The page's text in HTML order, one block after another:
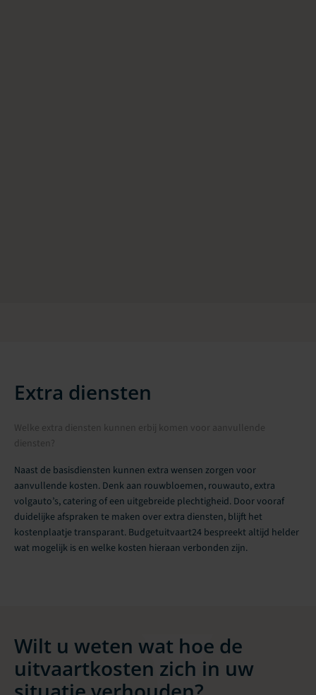
Extra diensten
Welke extra diensten kunnen erbij komen voor aanvullende
diensten?
Naast de basisdiensten kunnen extra wensen zorgen voor
aanvullende kosten. Denk aan rouwbloemen, rouwauto, extra
volgauto’s, catering of een uitgebreide plechtigheid. Door vooraf
duidelijke afspraken te maken over extra diensten, blijft het
kostenplaatje transparant. Budgetuitvaart24 bespreekt altijd helder
wat mogelijk is en welke kosten hieraan verbonden zijn.
Wilt u weten wat hoe de
uitvaartkosten zich in uw